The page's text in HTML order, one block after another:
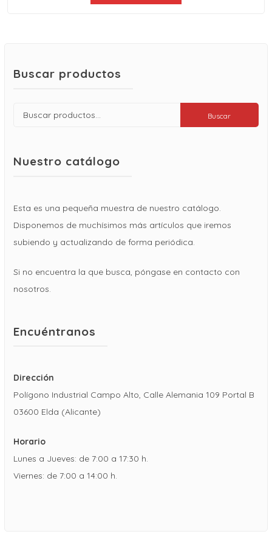
Buscar productos
Buscar
Buscar
Nuestro catálogo
Esta es una pequeña muestra de nuestro catálogo.
Disponemos de muchísimos más artículos que iremos
subiendo y actualizando de forma periódica.
Si no encuentra la que busca, póngase en contacto con
nosotros.
Encuéntranos
Dirección
Polígono Industrial Campo Alto, Calle Alemania 109 Portal B
03600 Elda (Alicante)
Horario
Lunes a Jueves: de 7:00 a 17:30 h.
Viernes: de 7:00 a 14:00 h.